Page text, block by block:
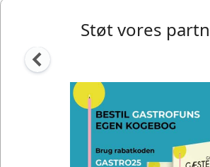
Støt vores